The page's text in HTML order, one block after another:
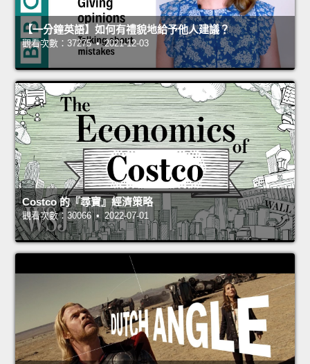
【一分鐘英語】如何有禮貌地給予他人建議？
觀看次數：37275 • 2021-12-03
Costco 的『尋寶』經濟策略
觀看次數：30066 • 2022-07-01